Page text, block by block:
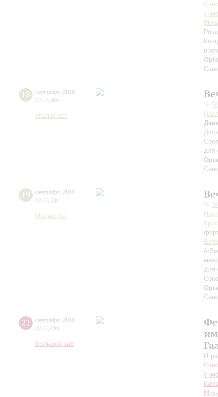
18 сентября 2018
19:00 Вт
Малый зал
для
19 сентября 2018
19:00 Ср
Малый зал
для
21 сентября 2018
20:00 Пт
Большой зал